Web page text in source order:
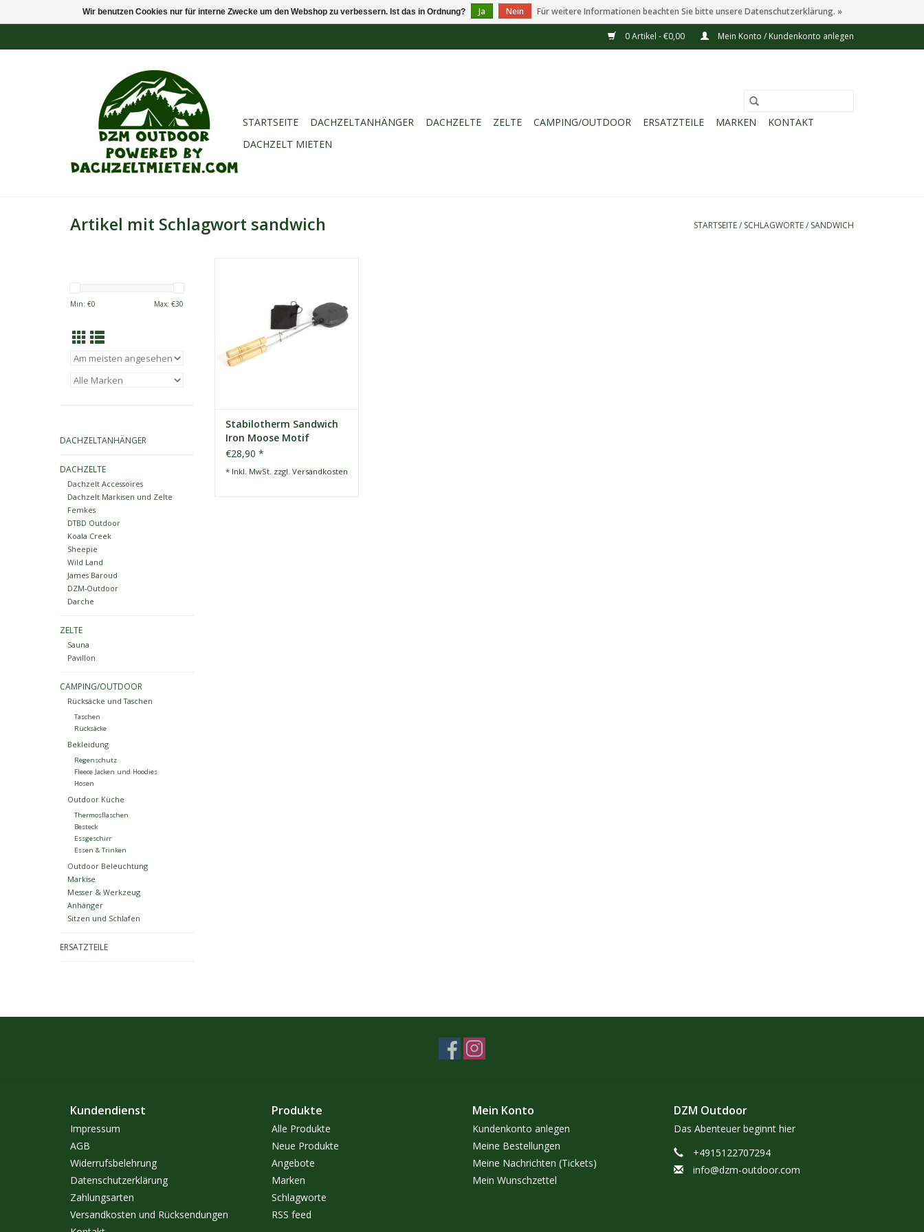
0 Artikel - €0,00 Mein Konto / Kundenkonto anlegen
STARTSEITE DACHZELTANHÄNGER DACHZELTE ZELTE CAMPING/OUTDOOR ERSATZTEILE MARKEN
KONTAKT
DACHZELT MIETEN
Artikel mit Schlagwort sandwich STARTSEITE/ SCHLAGWORTE/ SANDWICH
Min: €0 Max: €30
DACHZELTANHÄNGER
DACHZELTE
Dachzelt Accessoires
Dachzelt Markisen und Zelte
Femkes
DTBD Outdoor
Koala Creek
Sheepie
Wild Land
James Baroud
DZM-Outdoor
Darche
ZELTE
Sauna
Pavillon
CAMPING/OUTDOOR
Rücksäcke und Taschen
Taschen
Rücksäcke
Bekleidung
Regenschutz
Fleece Jacken und Hoodies
Hosen
Outdoor Küche
Thermosflaschen
Besteck
Essgeschirr
Essen & Trinken
Outdoor Beleuchtung
Markise
Messer & Werkzeug
Anhänger
Sitzen und Schlafen
ERSATZTEILE
herzhaft oder süß auf dem
Lagerfeuer, im Kaminofen oder in
der Restglut von Deinem Grill
zaubern. Eine Bereicherung
Deiner Küche bei
Stabilotherm Sandwich
Iron Moose Motif
€28,90 *
* Inkl. MwSt. zzgl. Versandkosten
Kundendienst
Impressum
AGB
Widerrufsbelehrung
Datenschutzerklärung
Zahlungsarten
Versandkosten und Rücksendungen
Produkte
Alle Produkte
Neue Produkte
Angebote
Marken
Schlagworte
RSS feed
Mein Konto
Kundenkonto anlegen
Meine Bestellungen
Meine Nachrichten (Tickets)
Mein Wunschzettel
DZM Outdoor
Das Abenteuer beginnt hier
+4915122707294
info@dzm-outdoor.com
Wir benutzen Cookies nur für interne Zwecke um den Webshop zu verbessern. Ist das in Ordnung? Ja Nein Für weitere Informationen beachten Sie bitte unsere Datenschutzerklärung. »